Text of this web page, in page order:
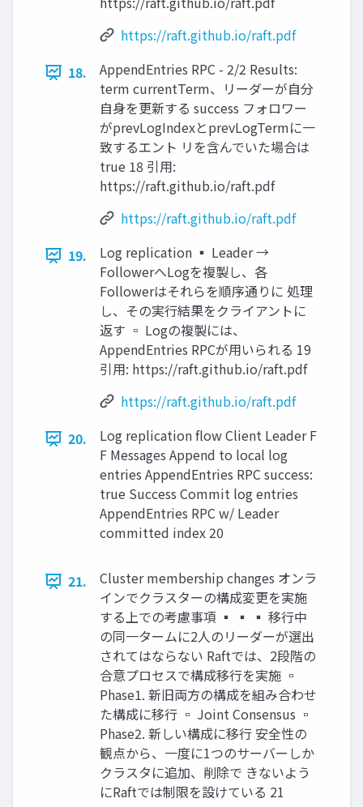
https://raft.github.io/raft.pdf
18.
AppendEntries RPC - 2/2 Results:
term currentTerm、リーダーが自分
自身を更新する success フォロワー
がprevLogIndexとprevLogTermに一
致するエント リを含んでいた場合は
true 18 引用:
https://raft.github.io/raft.pdf
https://raft.github.io/raft.pdf
19.
Log replication ▪ Leader →
FollowerへLogを複製し、各
Followerはそれらを順序通りに 処理
し、その実行結果をクライアントに
返す ▫ Logの複製には、
AppendEntries RPCが用いられる 19
引用: https://raft.github.io/raft.pdf
https://raft.github.io/raft.pdf
20.
Log replication ﬂow Client Leader F
F Messages Append to local log
entries AppendEntries RPC success:
true Success Commit log entries
AppendEntries RPC w/ Leader
committed index 20
21.
Cluster membership changes オンラ
インでクラスターの構成変更を実施
する上での考慮事項 ▪ ▪ ▪ 移行中
の同一タームに2人のリーダーが選出
されてはならない Raftでは、2段階の
合意プロセスで構成移行を実施 ▫
Phase1. 新旧両方の構成を組み合わせ
た構成に移行 ▫ Joint Consensus ▫
Phase2. 新しい構成に移行 安全性の
観点から、一度に1つのサーバーしか
クラスタに追加、削除で きないよう
にRaftでは制限を設けている 21